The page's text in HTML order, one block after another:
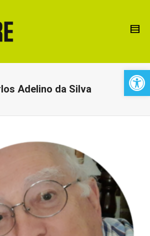
Adelino da Silva